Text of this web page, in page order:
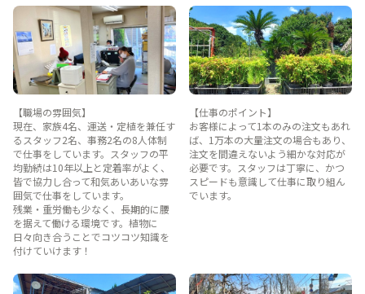
【職場の雰囲気】
現在、家族4名、運送・定植を兼任す
るスタッフ2名、事務2名の8人体制
で仕事をしています。スタッフの平
均勤続は10年以上と定着率がよく、
皆で協力し合って和気あいあいな雰
囲気で仕事をしています。
残業・重労働も少なく、長期的に腰
を据えて働ける環境です。植物に
日々向き合うことでコツコツ知識を
付けていけます！
【仕事のポイント】
お客様によって1本のみの注文もあれ
ば、1万本の大量注文の場合もあり、
注文を間違えないよう細かな対応が
必要です。スタッフは丁寧に、かつ
スピードも意識して仕事に取り組ん
でいます。